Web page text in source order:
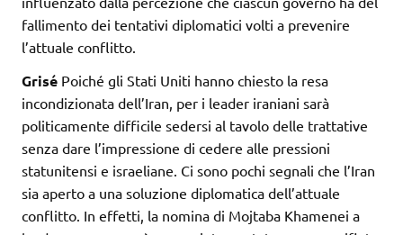
fallimento dei tentativi diplomatici volti a prevenire
l’attuale conflitto.
Grisé Poiché gli Stati Uniti hanno chiesto la resa
incondizionata dell’Iran, per i leader iraniani sarà
politicamente difficile sedersi al tavolo delle trattative
senza dare l’impressione di cedere alle pressioni
statunitensi e israeliane. Ci sono pochi segnali che l’Iran
sia aperto a una soluzione diplomatica dell’attuale
conflitto. In effetti, la nomina di Mojtaba Khamenei a